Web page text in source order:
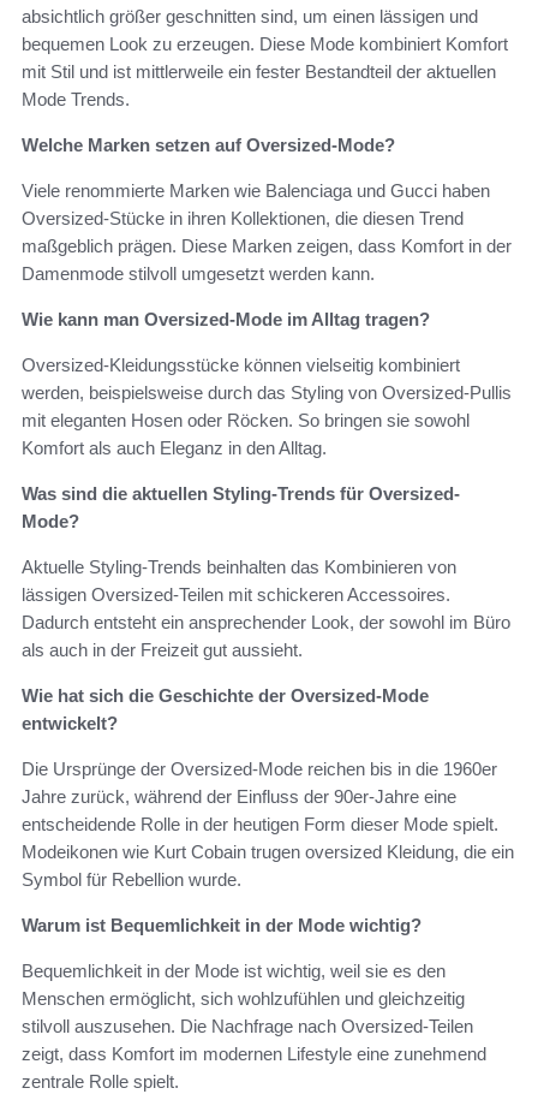
absichtlich größer geschnitten sind, um einen lässigen und
bequemen Look zu erzeugen. Diese Mode kombiniert Komfort
mit Stil und ist mittlerweile ein fester Bestandteil der aktuellen
Mode Trends.
Welche Marken setzen auf Oversized-Mode?
Viele renommierte Marken wie Balenciaga und Gucci haben
Oversized-Stücke in ihren Kollektionen, die diesen Trend
maßgeblich prägen. Diese Marken zeigen, dass Komfort in der
Damenmode stilvoll umgesetzt werden kann.
Wie kann man Oversized-Mode im Alltag tragen?
Oversized-Kleidungsstücke können vielseitig kombiniert
werden, beispielsweise durch das Styling von Oversized-Pullis
mit eleganten Hosen oder Röcken. So bringen sie sowohl
Komfort als auch Eleganz in den Alltag.
Was sind die aktuellen Styling-Trends für Oversized-
Mode?
Aktuelle Styling-Trends beinhalten das Kombinieren von
lässigen Oversized-Teilen mit schickeren Accessoires.
Dadurch entsteht ein ansprechender Look, der sowohl im Büro
als auch in der Freizeit gut aussieht.
Wie hat sich die Geschichte der Oversized-Mode
entwickelt?
Die Ursprünge der Oversized-Mode reichen bis in die 1960er
Jahre zurück, während der Einfluss der 90er-Jahre eine
entscheidende Rolle in der heutigen Form dieser Mode spielt.
Modeikonen wie Kurt Cobain trugen oversized Kleidung, die ein
Symbol für Rebellion wurde.
Warum ist Bequemlichkeit in der Mode wichtig?
Bequemlichkeit in der Mode ist wichtig, weil sie es den
Menschen ermöglicht, sich wohlzufühlen und gleichzeitig
stilvoll auszusehen. Die Nachfrage nach Oversized-Teilen
zeigt, dass Komfort im modernen Lifestyle eine zunehmend
zentrale Rolle spielt.